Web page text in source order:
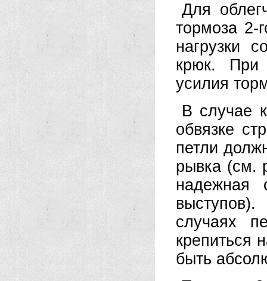
Для
тормоза 2-
нагрузки
крюк. При
усилия
В случае
обвязке
петли
рывка (см.
надежная
случаях
крепиться
быть